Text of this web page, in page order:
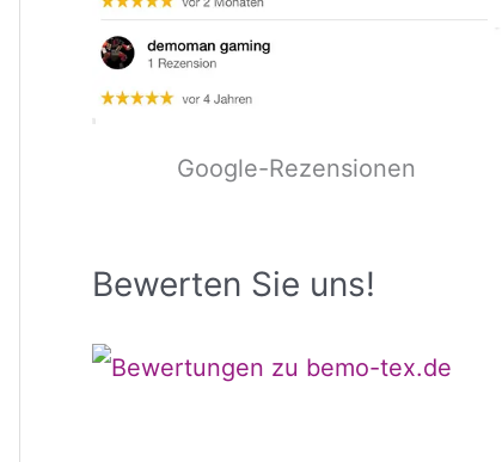
Google-Rezensionen
Bewerten Sie uns!